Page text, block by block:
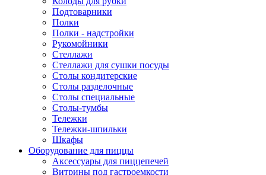
Подтоварники
Полки
Полки - надстройки
Рукомойники
Стеллажи
Стеллажи для сушки посуды
Столы кондитерские
Столы разделочные
Столы специальные
Столы-тумбы
Тележки
Тележки-шпильки
Шкафы
Оборудование для пиццы
Аксессуары для пиццепечей
Витрины под гастроемкости